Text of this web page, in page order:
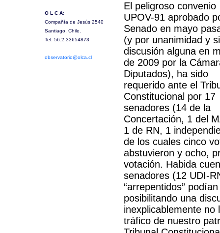
El peligroso convenio
UPOV-91 aprobado
Senado en mayo
(y por unanimidad y
discusión alguna en
de 2009 por la
Diputados), ha sido
requerido ante el
Constitucional por 17
senadores (14 de la
Concertación, 1 del
1 de RN, 1
de los cuales cinco
abstuvieron y ocho,
votación. Habida
senadores (12 UDI-
“arrepentidos”
posibilitando una
inexplicablemente no
tráfico de nuestro